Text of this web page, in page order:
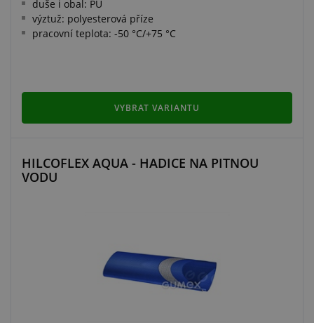
duše i obal: PU
výztuž: polyesterová příze
pracovní teplota: -50 °C/+75 °C
VYBRAT VARIANTU
HILCOFLEX AQUA - HADICE NA PITNOU
VODU